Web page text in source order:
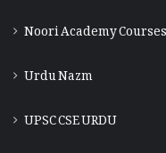
Noori Academy Courses
Urdu Nazm
UPSC CSE URDU